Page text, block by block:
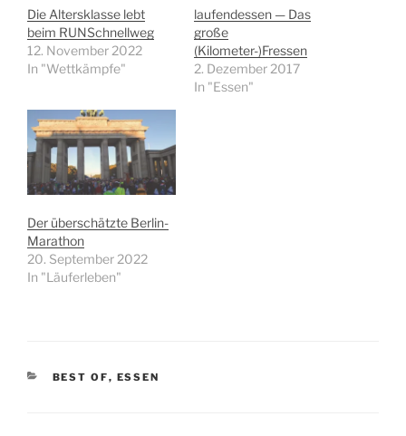
Die Altersklasse lebt
beim RUNSchnellweg
12. November 2022
In "Wettkämpfe"
laufendessen — Das
große
(Kilometer-)Fressen
2. Dezember 2017
In "Essen"
Der überschätzte Berlin-
Marathon
20. September 2022
In "Läuferleben"
KATEGORIEN
BEST OF, ESSEN